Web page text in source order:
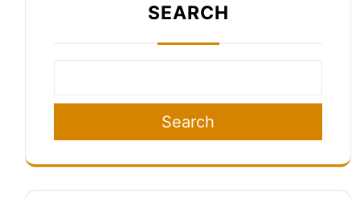
SEARCH
Search